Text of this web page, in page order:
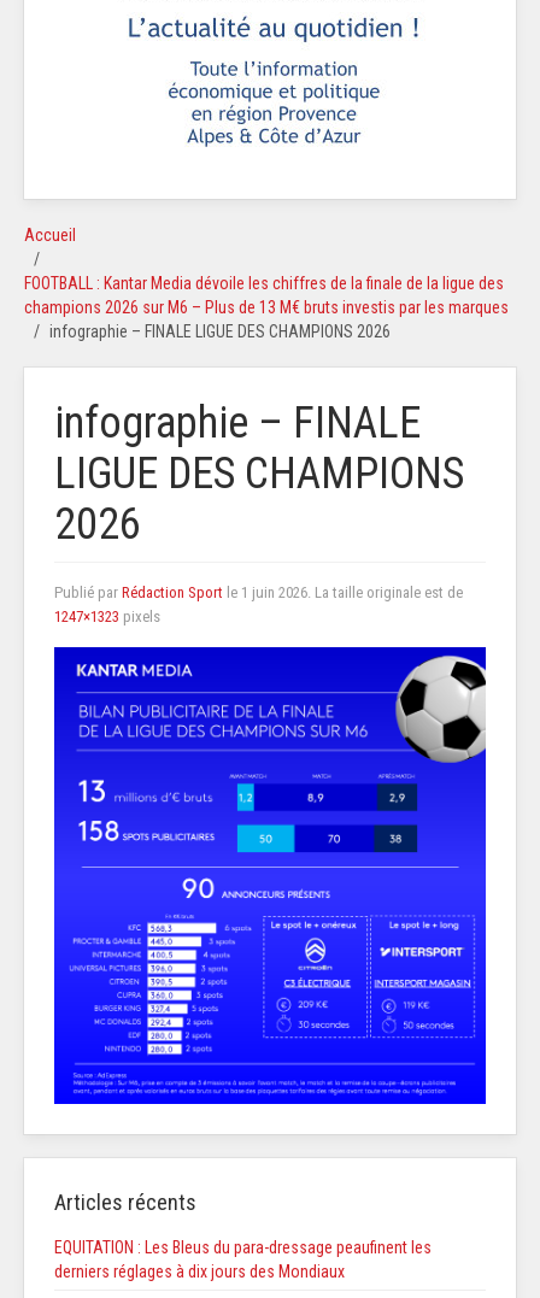
Accueil
FOOTBALL : Kantar Media dévoile les chiffres de la finale de la ligue des
champions 2026 sur M6 – Plus de 13 M€ bruts investis par les marques
infographie – FINALE LIGUE DES CHAMPIONS 2026
infographie – FINALE
LIGUE DES CHAMPIONS
2026
Publié par Rédaction Sport le 1 juin 2026 . La taille originale est de
1247×1323 pixels
Articles récents
EQUITATION : Les Bleus du para-dressage peaufinent les
derniers réglages à dix jours des Mondiaux